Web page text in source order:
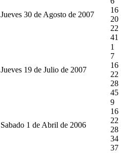
Jueves 30 de Agosto de 2007
16
20
22
41
Jueves 19 de Julio de 2007
1
7
16
22
28
45
Sabado 1 de Abril de 2006
9
16
22
28
34
37